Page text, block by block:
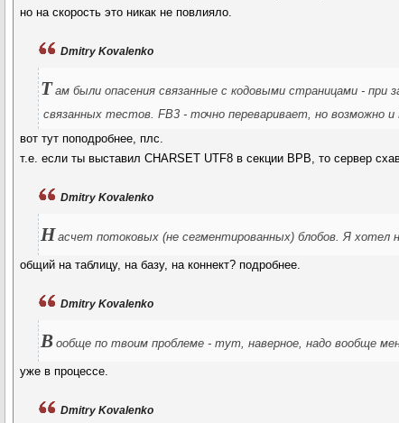
но на скорость это никак не повлияло.
Dmitry Kovalenko
Там были опасения связанные с кодовыми страницами - при
связанных тестов. FB3 - точно переваривает, но возможно
вот тут поподробнее, плс.
т.е. если ты выставил CHARSET UTF8 в секции BPB, то сервер
Dmitry Kovalenko
Насчет потоковых (не сегментированных) блобов. Я хотел
общий на таблицу, на базу, на коннект? подробнее.
Dmitry Kovalenko
В ообще по твоим проблеме - тут, наверное, надо вообще
уже в процессе.
Dmitry Kovalenko